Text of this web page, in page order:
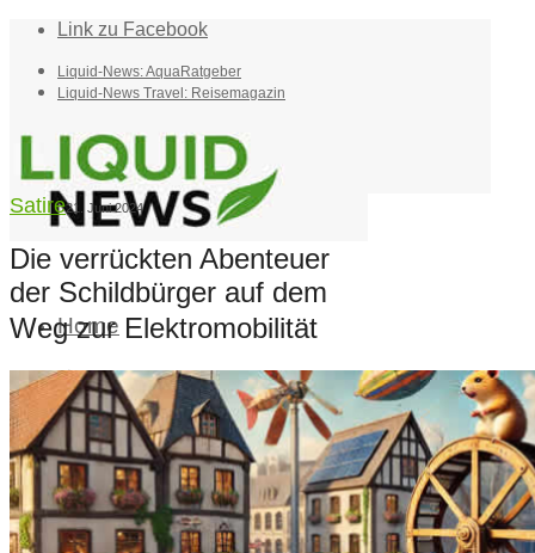
Link zu Facebook
Liquid-News: AquaRatgeber
Liquid-News Travel: Reisemagazin
Home
Suche
Menü Menü
Satire21. Juni 2024
Die verrückten Abenteuer
der Schildbürger auf dem
Weg zur Elektromobilität